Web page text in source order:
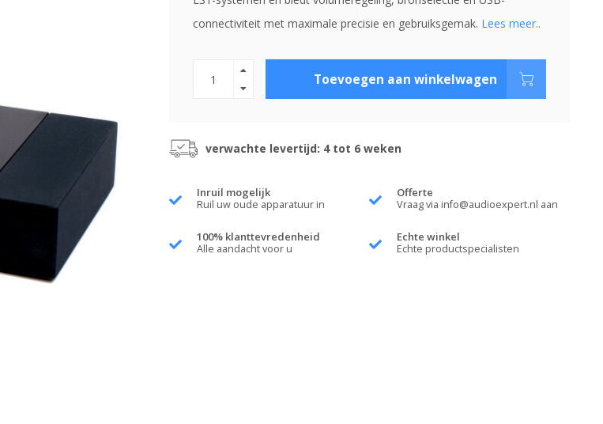
connectiviteit met maximale precisie en gebruiksgemak. Lees meer..
Toevoegen aan winkelwagen
verwachte levertijd: 4 tot 6 weken
Inruil mogelijk
Ruil uw oude apparatuur in
Offerte
Vraag via info@audioexpert.nl aan
100% klanttevredenheid
Alle aandacht voor u
Echte winkel
Echte productspecialisten